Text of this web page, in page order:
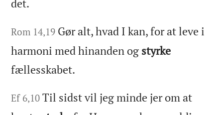
det.
Rom 14,19 Gør alt, hvad I kan, for at leve i
harmoni med hinanden og styrke
fællesskabet.
Ef 6,10 Til sidst vil jeg minde jer om at